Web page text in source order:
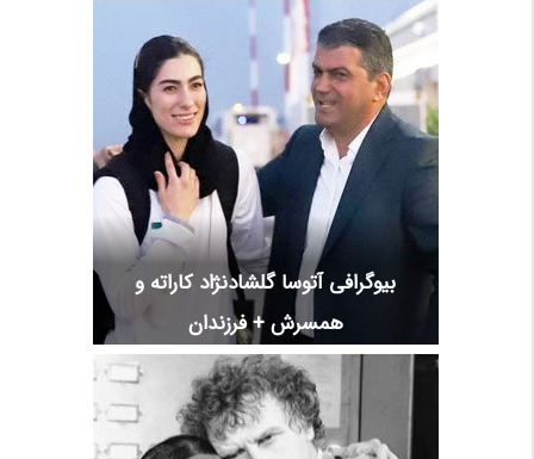
بیوگرافی آتوسا گلشادنژاد کاراته و
همسرش + فرزندان